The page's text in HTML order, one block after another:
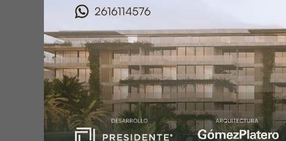
Gisela Gonzalez “Respirador Mecánico”: “Desde
organizador, a todos. Somos un equipo con gente de
Uruguay, México, España. Nuestro proyecto es el de
respirador mecánico de emergencia para cualquier
sea a un potencial contagiado de coronavirus, como
enfermedad respiratoria preexistente. La idea es que
domicilio y que se accione ante una crisis
ser atendido por un profesional y de esa forma
pandemia, pero también a toda la gente que lo
colaborar y aportar algo a este nuevo mundo que